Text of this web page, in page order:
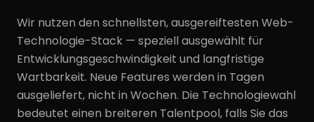
Wir nutzen den schnellsten, ausgereiftesten Web-
Technologie-Stack — speziell ausgewählt für
Entwicklungsgeschwindigkeit und langfristige
Wartbarkeit. Neue Features werden in Tagen
ausgeliefert, nicht in Wochen. Die Technologiewahl
bedeutet einen breiteren Talentpool, falls Sie das